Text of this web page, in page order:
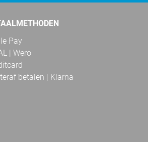
Pay
| Wero
betalen | Klarna